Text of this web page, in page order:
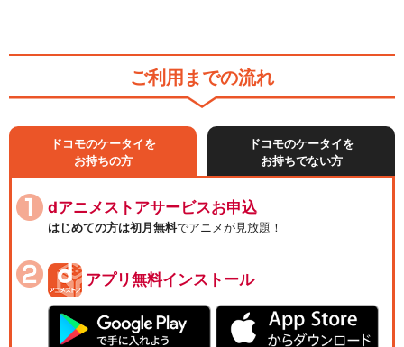
ご利用までの流れ
ドコモのケータイを
お持ちの方
ドコモのケータイを
お持ちでない方
dアニメストアサービスお申込
はじめての方は初月無料でアニメが見放題！
アプリ無料インストール